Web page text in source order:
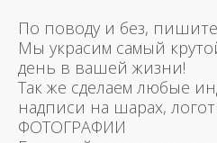
По поводу и без,
Мы украсим самый
день в вашей жизни!
Так же сделаем любые
надписи на шарах,
ФОТОГРАФИИ